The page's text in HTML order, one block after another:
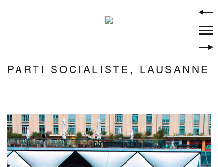
PARTI SOCIALISTE, LAUSANNE